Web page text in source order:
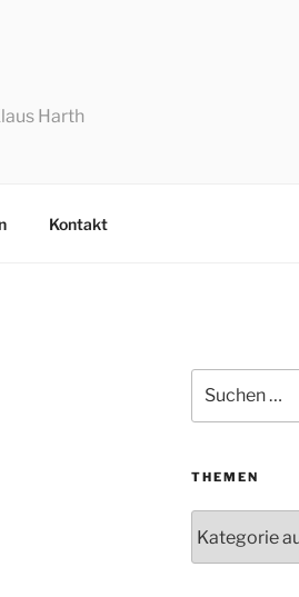
Harth
Kontakt
nach:
THEMEN